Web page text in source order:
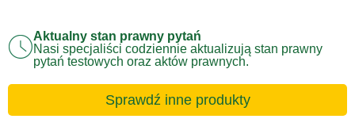
Aktualny stan prawny pytań
Nasi specjaliści codziennie aktualizują stan prawny
pytań testowych oraz aktów prawnych.
Sprawdź inne produkty